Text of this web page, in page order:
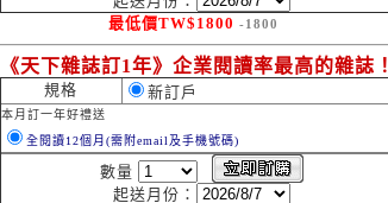
最低價TW$ 1800 -1800
《天下雜誌訂1年》企業閱讀率最高的雜誌！
規格 新訂戶
本月訂一年好禮送
全閱讀12個月(需附email及手機號碼)
數量
起送月份：